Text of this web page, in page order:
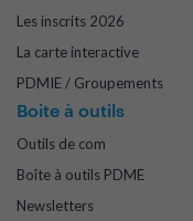
Les inscrits 2026
La carte interactive
PDMIE / Groupements
Boite à outils
Outils de com
Boîte à outils PDME
Newsletters